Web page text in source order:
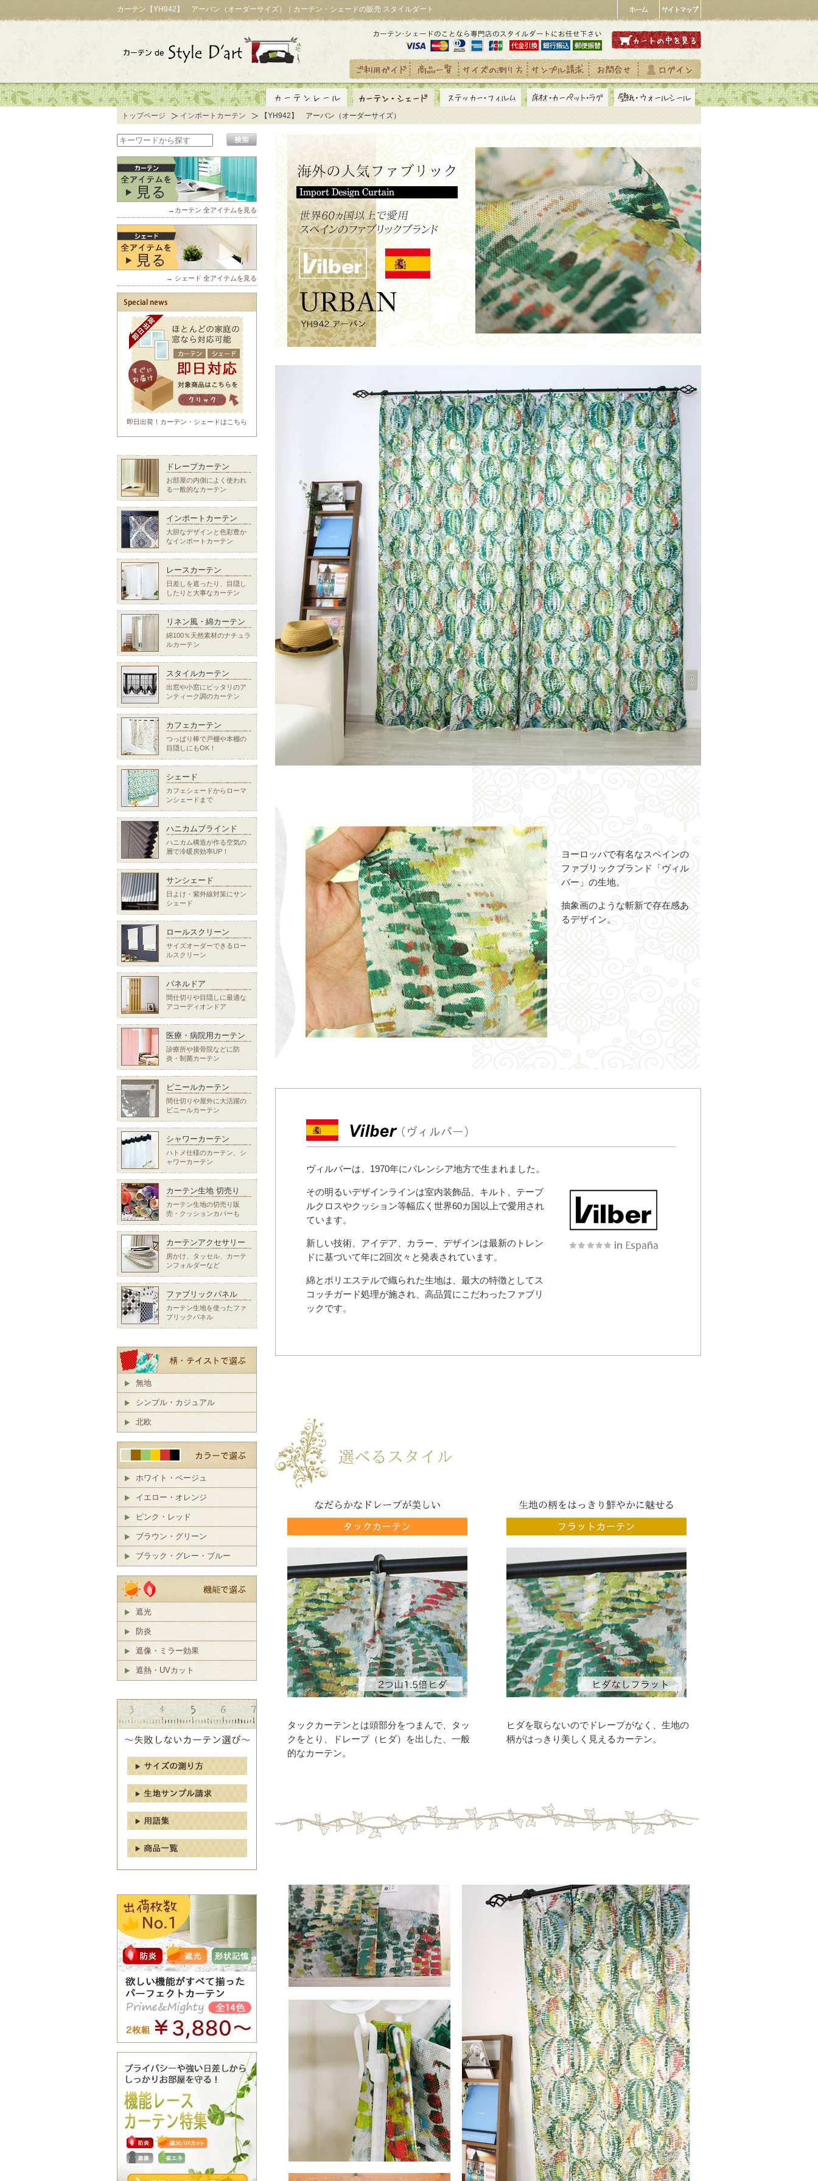
カーテン【YH942】 アーバン（オーダーサイズ）｜カーテン・シェードの販売 スタイルダート
トップページ インポートカーテン 【YH942】 アーバン（オーダーサイズ）
ヨーロッパで有名なスペインの
ファブリックブランド「ヴィル
バー」の生地。
抽象画のような斬新で存在感あ
るデザイン。
ヴィルバーは、1970年にバレンシア地方で生まれました。
その明るいデザインラインは室内装飾品、キルト、テーブ
ルクロスやクッション等幅広く世界60カ国以上で愛用され
ています。
新しい技術、アイデア、カラー、デザインは最新のトレン
ドに基づいて年に2回次々と発表されています。
綿とポリエステルで織られた生地は、最大の特徴としてス
コッチガード処理が施され、高品質にこだわったファブリ
ックです。
タックカーテンとは頭部分をつまんで、タッ
クをとり、ドレープ（ヒダ）を出した、一般
的なカーテン。
ヒダを取らないのでドレープがなく、生地の
柄がはっきり美しく見えるカーテン。
→カーテン 全アイテムを見る
→ シェード 全アイテムを見る
即日出荷！カーテン・シェードはこちら
ドレープカーテン
お部屋の内側によく使われ
る一般的なカーテン
インポートカーテン
大胆なデザインと色彩豊か
なインポートカーテン
レースカーテン
日差しを遮ったり、目隠し
したりと大事なカーテン
リネン風・綿カーテン
綿100％天然素材のナチュラ
ルカーテン
スタイルカーテン
出窓や小窓にピッタリのア
ンティーク調のカーテン
カフェカーテン
つっぱり棒で戸棚や本棚の
目隠しにもOK！
シェード
カフェシェードからローマ
ンシェードまで
ハニカムブラインド
ハニカム構造が作る空気の
層で冷暖房効率UP！
サンシェード
日よけ・紫外線対策にサン
シェード
ロールスクリーン
サイズオーダーできるロー
ルスクリーン
パネルドア
間仕切りや目隠しに最適な
アコーディオンドア
医療・病院用カーテン
診療所や接骨院などに防
炎・制菌カーテン
ビニールカーテン
間仕切りや屋外に大活躍の
ビニールカーテン
シャワーカーテン
ハトメ仕様のカーテン、シ
ャワーカーテン
カーテン生地 切売り
カーテン生地の切売り販
売・クッションカバーも
カーテンアクセサリー
房かけ、タッセル、カーテ
ンフォルダーなど
ファブリックパネル
カーテン生地を使ったファ
ブリックパネル
無地
シンプル・カジュアル
北欧
ホワイト・ベージュ
イエロー・オレンジ
ピンク・レッド
ブラウン・グリーン
ブラック・グレー・ブルー
遮光
防炎
遮像・ミラー効果
遮熱・UVカット